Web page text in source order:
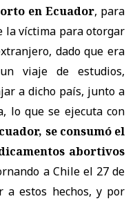
en Ecuador, para
la víctima para otorgar
dado que era
viaje de estudios,
a dicho país, junto a
lo que se ejecuta con
se consumó el
abortivos
a Chile el 27 de
a estos hechos, y por